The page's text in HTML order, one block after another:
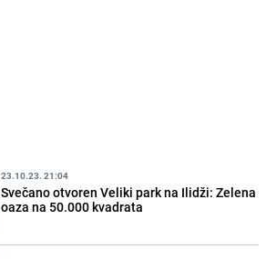
23.10.23. 21:04
Svečano otvoren Veliki park na Ilidži: Zelena
oaza na 50.000 kvadrata